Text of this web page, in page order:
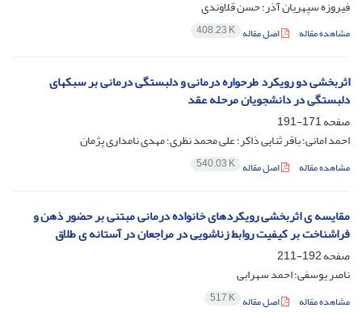
فیروزه سپهریان آذر؛ حسن قلاوندی
مشاهده مقاله اصل مقاله 408.23 K
اثربخشی دو رویکرد طرحواره درمانی و دلبستگی درمانی بر سبکهای
دلبستگی در دانشجویان مرحله عقد
صفحه171-191
احمد امانی؛ باقر ثنایی ذاکر؛ علی محمد نظری؛ مهدی نامداری پژمان
مشاهده مقاله اصل مقاله 540.03 K
مقایسه ی اثربخشی رویکردهای خانواده درمانی مبتنی بر حضور ذهن و
فراشناخت بر کیفیت روابط زناشویی در مراجعان در آستانه ی طلاق
صفحه192-211
ناصر یوسفی؛ احمد سهرابی
مشاهده مقاله اصل مقاله 517 K